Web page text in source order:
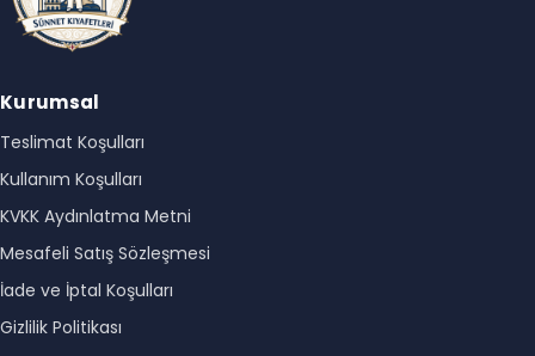
Kurumsal
Teslimat Koşulları
Kullanım Koşulları
KVKK Aydınlatma Metni
Mesafeli Satış Sözleşmesi
İade ve İptal Koşulları
Gizlilik Politikası